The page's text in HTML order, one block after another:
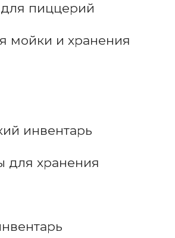
пиццерий
мойки и хранения
инвентарь
для хранения